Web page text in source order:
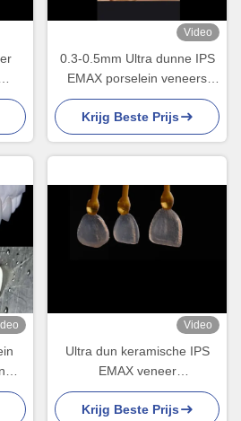
Video
0.3-0.5mm Ultra dunne IPS
EMAX porselein veneers
voor esthetische glimlach
makeovers
Krijg Beste Prijs
Video
Ultra dun keramische IPS
EMAX veneer
vlekbestendigheid voor
esthetische restauratie
Krijg Beste Prijs